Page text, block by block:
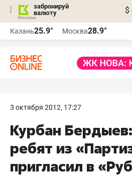
забронируй
валюту
$
Казань25.9° Москва28.9°
3 октября 2012, 17:27
Курбан
ребят из
пригласил в